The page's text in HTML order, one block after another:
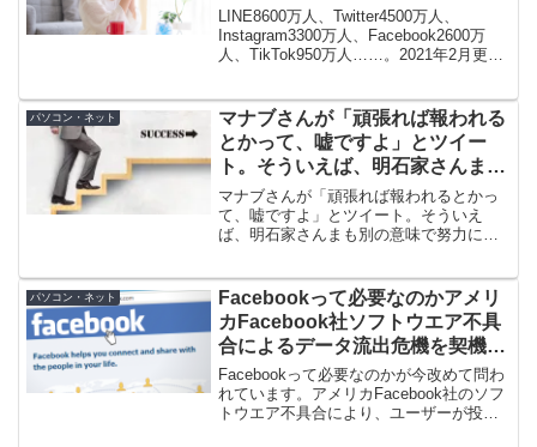
万人。2021年2月更新のSNSユー
ザー数が話題
LINE8600万人、Twitter4500万人、
Instagram3300万人、Facebook2600万
人、TikTok950万人……。2021年2月更新
アクセスが増えている現在、SNSは不可
欠な発信ツールですね。
パソコン・ネット
マナブさんが「頑張れば報われる
とかって、嘘ですよ」とツイー
ト。そういえば、明石家さんまも
別の意味で努力に懐疑的
マナブさんが「頑張れば報われるとかっ
て、嘘ですよ」とツイート。そういえ
ば、明石家さんまも別の意味で努力に懐
いてとベクトルは違いますが軌を一にし
ている部分もありそう。
パソコン・ネット
Facebookって必要なのかアメリ
カFacebook社ソフトウエア不具
合によるデータ流出危機を契機と
して改めて問われている件
Facebookって必要なのかが今改めて問わ
れています。アメリカFacebook社のソフ
トウエア不具合により、ユーザーが投稿